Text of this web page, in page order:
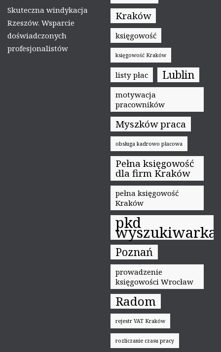
Skuteczna windykacja
Rzeszów. Wsparcie
doświadczonych
profesjonalistów
Kraków
księgowość
księgowość Kraków
listy płac Lublin
motywacja
pracowników
Myszków praca
obsługa kadrowo płacowa
Pełna księgowość
dla firm Kraków
pełna księgowość
Kraków
pkd
wyszukiwarka
Poznań
prowadzenie
księgowości Wrocław
Radom
rejestr VAT Kraków
rozliczanie czasu pracy